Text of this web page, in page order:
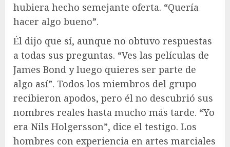
hubiera hecho semejante oferta. “Quería
hacer algo bueno”.
Él dijo que sí, aunque no obtuvo respuestas
a todas sus preguntas. “Ves las películas de
James Bond y luego quieres ser parte de
algo así”. Todos los miembros del grupo
recibieron apodos, pero él no descubrió sus
nombres reales hasta mucho más tarde. “Yo
era Nils Holgersson”, dice el testigo. Los
hombres con experiencia en artes marciales